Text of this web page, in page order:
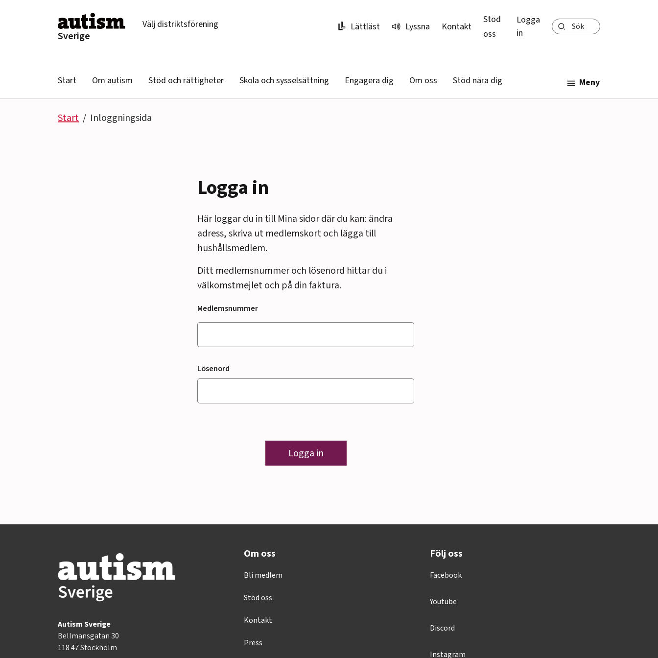
Sverige
Välj distriktsförening Lättläst Lyssna Kontakt
Stöd
oss
Logga
in
Sök
Start Om autism Stöd och rättigheter Skola och sysselsättning Engagera dig Om oss Stöd nära dig Meny
Start Inloggningsida
Logga in
Här loggar du in till Mina sidor där du kan: ändra
adress, skriva ut medlemskort och lägga till
hushållsmedlem.
Ditt medlemsnummer och lösenord hittar du i
välkomstmejlet och på din faktura.
Medlemsnummer
Lösenord
Logga in
Autism Sverige
Bellmansgatan 30
118 47 Stockholm
Om oss
Bli medlem
Stöd oss
Kontakt
Press
Följ oss
Facebook
Youtube
Discord
Instagram